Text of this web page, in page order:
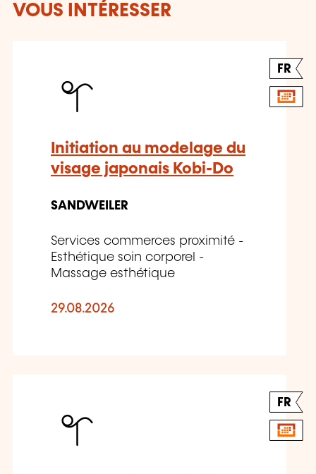
VOUS INTÉRESSER
FR
Initiation au modelage du
visage japonais Kobi-Do
SANDWEILER
Services commerces proximité -
Esthétique soin corporel -
Massage esthétique
29.08.2026
FR